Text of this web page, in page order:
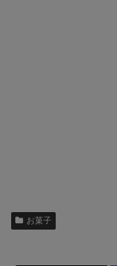
お菓子